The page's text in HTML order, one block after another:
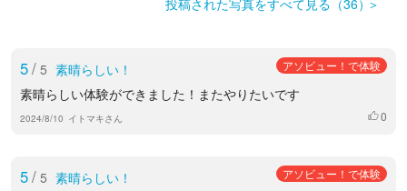
5/ 5 素晴らしい！ アソビュー！で体験
素晴らしい体験ができました！またやりたいです
2024/8/10 イトマキさん いいね
0
5/ 5 素晴らしい！ アソビュー！で体験